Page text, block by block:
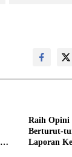
Raih Opini
Berturut-
Laporan